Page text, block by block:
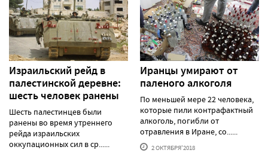
Израильский рейд в
палестинской деревне:
шесть человек ранены
Шесть палестинцев были
ранены во время утреннего
рейда израильских
оккупационных сил в ср......
Иранцы умирают от
паленого алкоголя
По меньшей мере 22 человека,
которые пили контрафактный
алкоголь, погибли от
отравления в Иране, со......
2 ОКТЯБРЯ'2018